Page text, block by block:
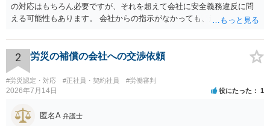
の対応はもちろん必要ですが、それを超えて会社に安全義務違反に問
える可能性もあります。 会社からの指示がなかっても、逆に危険な作
実地指導をしていないことが問題になった事例もあります。ですの
で、指示が無ければ免責されるわけではありません。責任追及の交渉
となるでしょう。
2 労災の補償の会社への交渉依頼
#労災認定・対応 #正社員・契約社員 #労働審判
2026年7月14日 役にたった 1
匿名A 弁護士